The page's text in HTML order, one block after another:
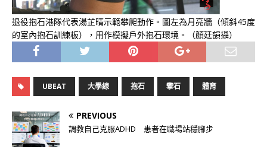
退役抱石港隊代表湯芷晴示範攀爬動作。圖左為月亮牆（傾斜45度
的室內抱石訓練板），用作模擬戶外抱石環境。（顏廷韻攝）
UBEAT 大學線 抱石 攀石 體育
PREVIOUS
調教自己克服ADHD 患者在職場站穩腳步